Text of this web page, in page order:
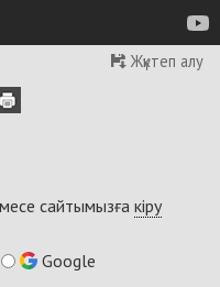
Жүктеп алу
сайтымызға кіру
Google